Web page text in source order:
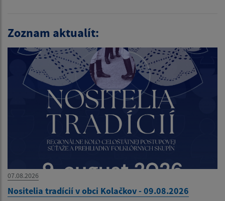
Zoznam aktualít:
07.08.2026
Nositelia tradícií v obci Kolačkov - 09.08.2026